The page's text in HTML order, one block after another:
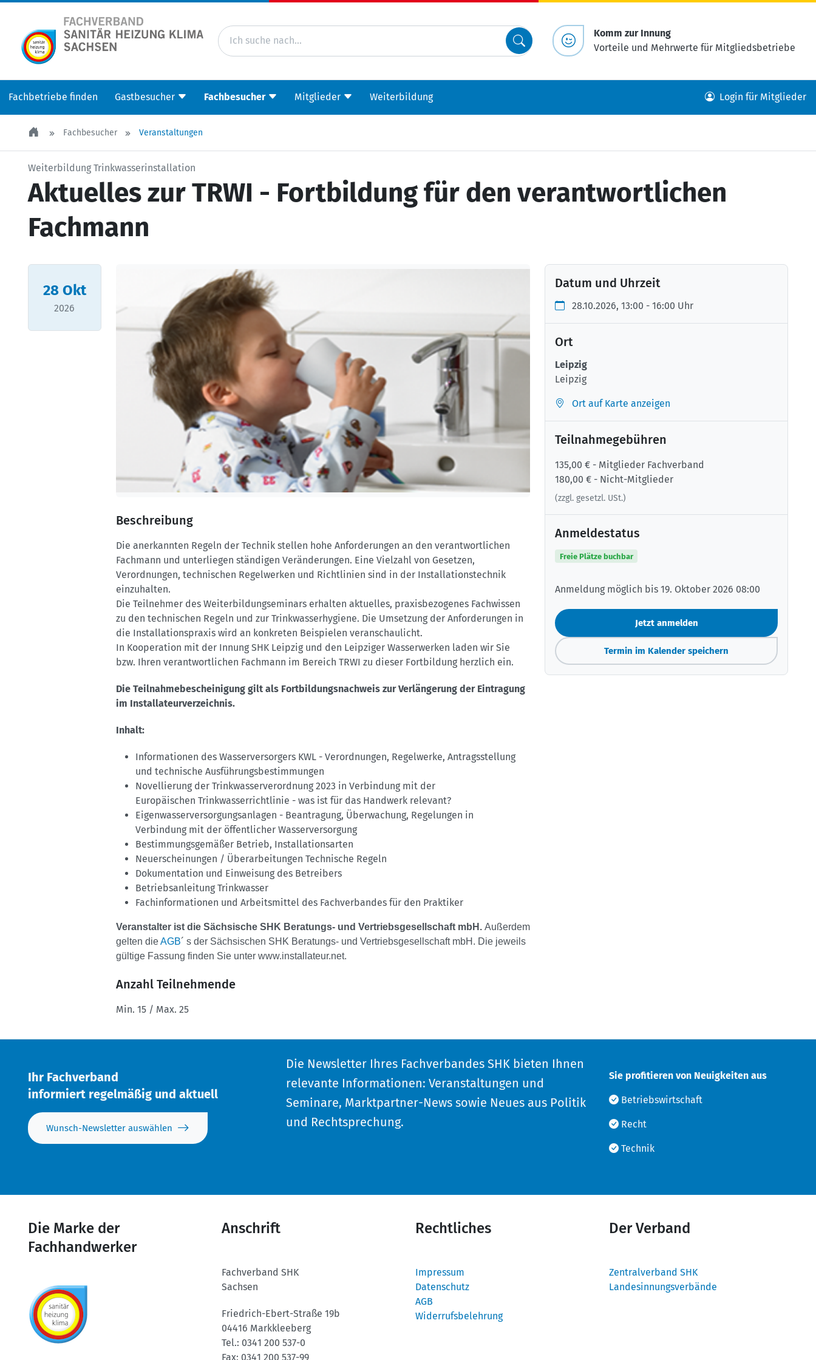
Komm zur Innung
Vorteile und Mehrwerte für Mitgliedsbetriebe
Fachbetriebe finden Gastbesucher Fachbesucher Mitglieder Weiterbildung Login für Mitglieder
Fachbesucher Veranstaltungen
Weiterbildung Trinkwasserinstallation
Aktuelles zur TRWI - Fortbildung für den verantwortlichen
Fachmann
28 Okt
2026
Beschreibung
Die anerkannten Regeln der Technik stellen hohe Anforderungen an den verantwortlichen
Fachmann und unterliegen ständigen Veränderungen. Eine Vielzahl von Gesetzen,
Verordnungen, technischen Regelwerken und Richtlinien sind in der Installationstechnik
einzuhalten.
Die Teilnehmer des Weiterbildungseminars erhalten aktuelles, praxisbezogenes Fachwissen
zu den technischen Regeln und zur Trinkwasserhygiene. Die Umsetzung der Anforderungen in
die Installationspraxis wird an konkreten Beispielen veranschaulicht.
In Kooperation mit der Innung SHK Leipzig und den Leipziger Wasserwerken laden wir Sie
bzw. Ihren verantwortlichen Fachmann im Bereich TRWI zu dieser Fortbildung herzlich ein.
Die Teilnahmebescheinigung gilt als Fortbildungsnachweis zur Verlängerung der Eintragung
im Installateurverzeichnis.
Inhalt:
Informationen des Wasserversorgers KWL - Verordnungen, Regelwerke, Antragsstellung
und technische Ausführungsbestimmungen
Novellierung der Trinkwasserverordnung 2023 in Verbindung mit der
Europäischen Trinkwasserrichtlinie - was ist für das Handwerk relevant?
Eigenwasserversorgungsanlagen - Beantragung, Überwachung, Regelungen in
Verbindung mit der öffentlicher Wasserversorgung
Bestimmungsgemäßer Betrieb, Installationsarten
Neuerscheinungen / Überarbeitungen Technische Regeln
Dokumentation und Einweisung des Betreibers
Betriebsanleitung Trinkwasser
Fachinformationen und Arbeitsmittel des Fachverbandes für den Praktiker
Veranstalter ist die Sächsische SHK Beratungs- und Vertriebsgesellschaft mbH. Außerdem
gelten dieAGB´ s der Sächsischen SHK Beratungs- und Vertriebsgesellschaft mbH. Die jeweils
gültige Fassung finden Sie unter www.installateur.net.
Anzahl Teilnehmende
Min. 15 / Max. 25
Datum und Uhrzeit
28.10.2026, 13:00 - 16:00 Uhr
Ort
Leipzig
Leipzig
Ort auf Karte anzeigen
Teilnahmegebühren
135,00 € - Mitglieder Fachverband
180,00 € - Nicht-Mitglieder
(zzgl. gesetzl. USt.)
Anmeldestatus
Freie Plätze buchbar
Anmeldung möglich bis 19. Oktober 2026 08:00
Jetzt anmelden
Termin im Kalender speichern
Ihr Fachverband
informiert regelmäßig und aktuell
Wunsch-Newsletter auswählen
Die Newsletter Ihres Fachverbandes SHK bieten Ihnen
relevante Informationen: Veranstaltungen und
Seminare, Marktpartner-News sowie Neues aus Politik
und Rechtsprechung.
Sie profitieren von Neuigkeiten aus
Betriebswirtschaft
Recht
Technik
Die Marke der
Fachhandwerker
Anschrift
Fachverband SHK
Sachsen
Friedrich-Ebert-Straße 19b
04416 Markkleeberg
Tel.: 0341 200 537-0
Fax: 0341 200 537-99
Rechtliches
Impressum
Datenschutz
AGB
Widerrufsbelehrung
Der Verband
Zentralverband SHK
Landesinnungsverbände